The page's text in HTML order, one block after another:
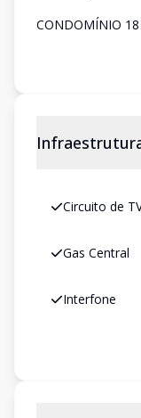
CONDOMÍNIO 18
Circuito de
Gas Central
Interfone